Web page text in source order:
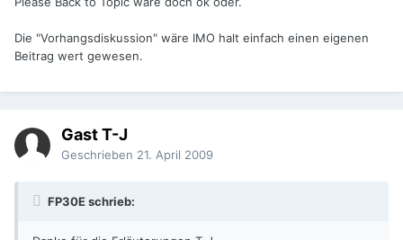
Die "Vorhangsdiskussion" wäre IMO halt einfach einen eigenen
Beitrag wert gewesen.
Gast T-J
Geschrieben 21. April 2009
FP30E schrieb: